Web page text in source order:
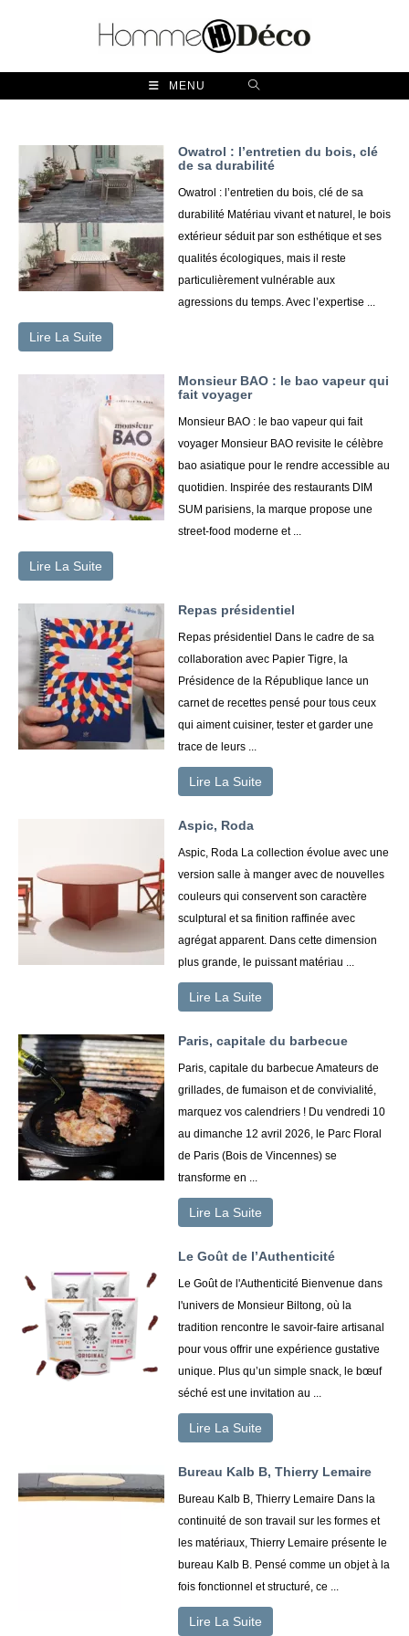
MENU
Owatrol : l’entretien du bois, clé
de sa durabilité
Owatrol : l’entretien du bois, clé de sa
durabilité Matériau vivant et naturel, le bois
extérieur séduit par son esthétique et ses
qualités écologiques, mais il reste
particulièrement vulnérable aux
agressions du temps. Avec l’expertise ...
Lire La Suite
Monsieur BAO : le bao vapeur qui
fait voyager
Monsieur BAO : le bao vapeur qui fait
voyager Monsieur BAO revisite le célèbre
bao asiatique pour le rendre accessible au
quotidien. Inspirée des restaurants DIM
SUM parisiens, la marque propose une
street-food moderne et ...
Lire La Suite
Repas présidentiel
Repas présidentiel Dans le cadre de sa
collaboration avec Papier Tigre, la
Présidence de la République lance un
carnet de recettes pensé pour tous ceux
qui aiment cuisiner, tester et garder une
trace de leurs ...
Lire La Suite
Aspic, Roda
Aspic, Roda La collection évolue avec une
version salle à manger avec de nouvelles
couleurs qui conservent son caractère
sculptural et sa finition raffinée avec
agrégat apparent. Dans cette dimension
plus grande, le puissant matériau ...
Lire La Suite
Paris, capitale du barbecue
Paris, capitale du barbecue Amateurs de
grillades, de fumaison et de convivialité,
marquez vos calendriers ! Du vendredi 10
au dimanche 12 avril 2026, le Parc Floral
de Paris (Bois de Vincennes) se
transforme en ...
Lire La Suite
Le Goût de l’Authenticité
Le Goût de l'Authenticité Bienvenue dans
l'univers de Monsieur Biltong, où la
tradition rencontre le savoir-faire artisanal
pour vous offrir une expérience gustative
unique. Plus qu’un simple snack, le bœuf
séché est une invitation au ...
Lire La Suite
Bureau Kalb B, Thierry Lemaire
Bureau Kalb B, Thierry Lemaire Dans la
continuité de son travail sur les formes et
les matériaux, Thierry Lemaire présente le
bureau Kalb B. Pensé comme un objet à la
fois fonctionnel et structuré, ce ...
Lire La Suite